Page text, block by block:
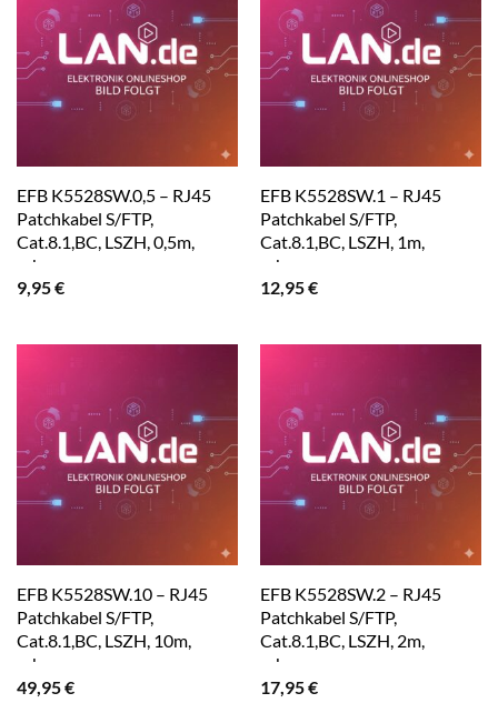
EFB K5528SW.0,5 – RJ45
Patchkabel S/FTP,
Cat.8.1,BC, LSZH, 0,5m,
schwarz
9,95€
EFB K5528SW.1 – RJ45
Patchkabel S/FTP,
Cat.8.1,BC, LSZH, 1m,
schwarz
12,95€
EFB K5528SW.10 – RJ45
Patchkabel S/FTP,
Cat.8.1,BC, LSZH, 10m,
schwarz
49,95€
EFB K5528SW.2 – RJ45
Patchkabel S/FTP,
Cat.8.1,BC, LSZH, 2m,
schwarz
17,95€